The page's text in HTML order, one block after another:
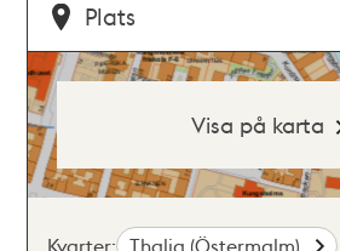
Plats
Visa på karta
Kvarter: Thalia (Östermalm)